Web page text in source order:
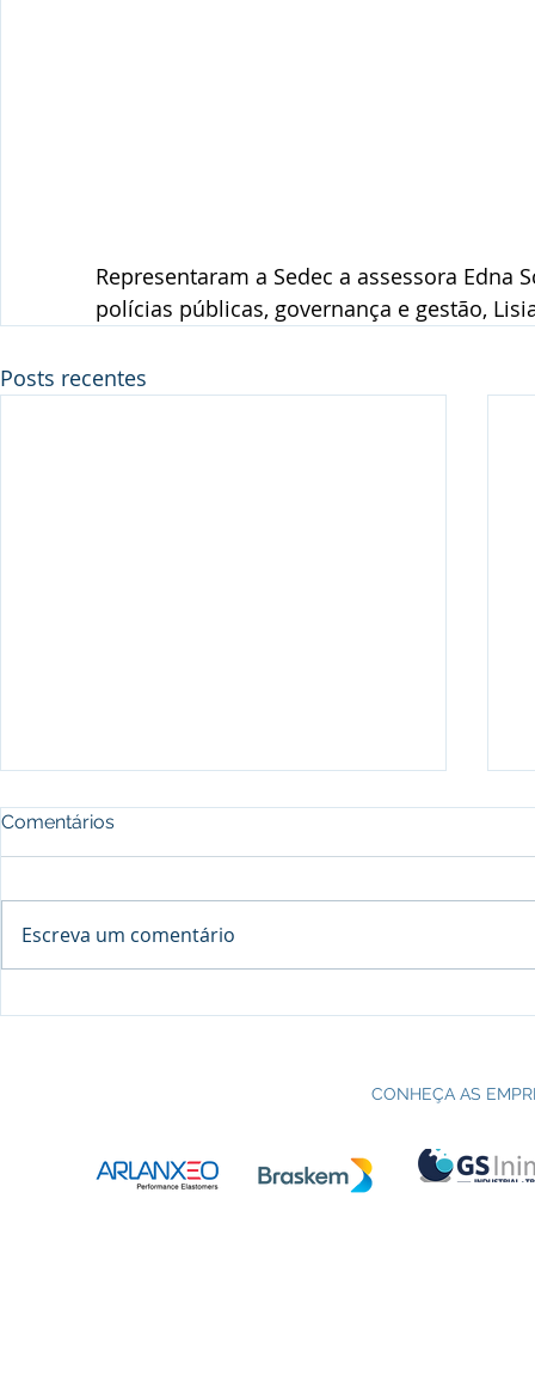
Representaram a Sedec a assessora Edna
polícias públicas, governança e gestão,
Posts recentes
Comentários
Escreva um comentário
CONHEÇA AS